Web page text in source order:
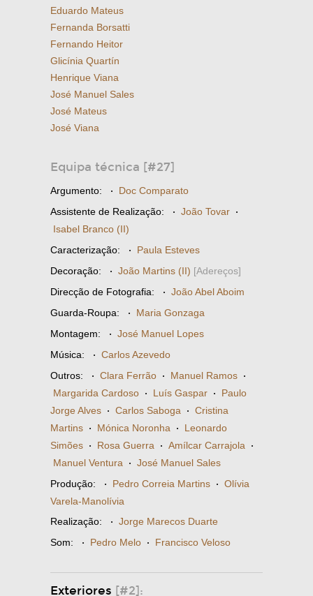
Eduardo Mateus
Fernanda Borsatti
Fernando Heitor
Glicínia Quartín
Henrique Viana
José Manuel Sales
José Mateus
José Viana
Equipa técnica [#27]
Argumento: · Doc Comparato
Assistente de Realização: · João Tovar ·
Isabel Branco (II)
Caracterização: · Paula Esteves
Decoração: · João Martins (II) [Adereços]
Direcção de Fotografia: · João Abel Aboim
Guarda-Roupa: · Maria Gonzaga
Montagem: · José Manuel Lopes
Música: · Carlos Azevedo
Outros: · Clara Ferrão · Manuel Ramos ·
Margarida Cardoso · Luís Gaspar · Paulo
Jorge Alves · Carlos Saboga · Cristina
Martins · Mónica Noronha · Leonardo
Simões · Rosa Guerra · Amílcar Carrajola ·
Manuel Ventura · José Manuel Sales
Produção: · Pedro Correia Martins · Olívia
Varela-Manolívia
Realização: · Jorge Marecos Duarte
Som: · Pedro Melo · Francisco Veloso
Exteriores [#2]: